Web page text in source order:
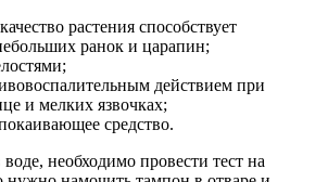
растения способствует
ранок и царапин;
действием при
и мелких язвочках;
средство.
необходимо провести тест на